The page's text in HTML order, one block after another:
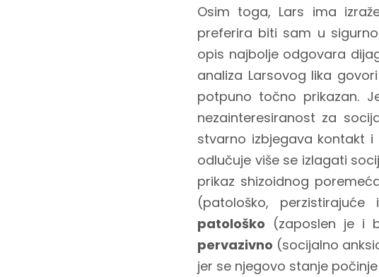
Osim toga, Lars ima
preferira biti sam u
opis najbolje odgovara
analiza Larsovog lika
potpuno točno prikazan.
nezainteresiranost za
stvarno izbjegava kontakt
odlučuje više se izlagati
prikaz shizoidnog
(patološko,
patološko (zaposlen je i
pervazivno (socijalno
jer se njegovo stanje